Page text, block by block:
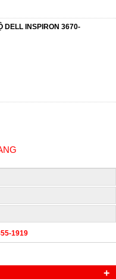
DELL INSPIRON 3670-
1919